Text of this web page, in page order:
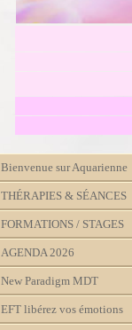
Bienvenue sur Aquarienne
THÉRAPIES & SÉANCES
FORMATIONS / STAGES
AGENDA 2026
New Paradigm MDT
EFT libérez vos émotions